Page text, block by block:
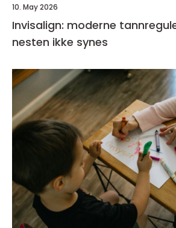
10. May 2026
Invisalign: moderne
nesten ikke synes